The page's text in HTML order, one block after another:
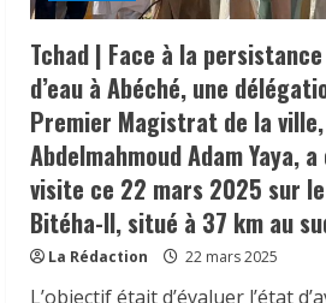
Tchad | Face à la
d’eau à Abéché, une
Premier Magistrat de la
Abdelmahmoud Adam Yaya,
visite ce 22 mars 2025 sur
Bitéha-II, situé à 37 km au
La Rédaction 22 mars 2025
L’objectif était d’évaluer l’état
𝗜𝗻𝗱𝘂𝘀𝘁𝗿𝗶𝗲 | l𝐞
𝐬𝐚 𝐬𝐭𝐫𝐚𝐭é𝐠𝐢𝐞 𝐝𝐞
𝐚𝐥𝐢𝐦𝐞𝐧𝐭𝐚𝐢𝐫𝐞𝐬 𝐞𝐭
𝐩𝐫𝐨𝐭𝐞𝐜𝐭𝐢𝐨𝐧 𝐝𝐞𝐬
24 juillet 2026